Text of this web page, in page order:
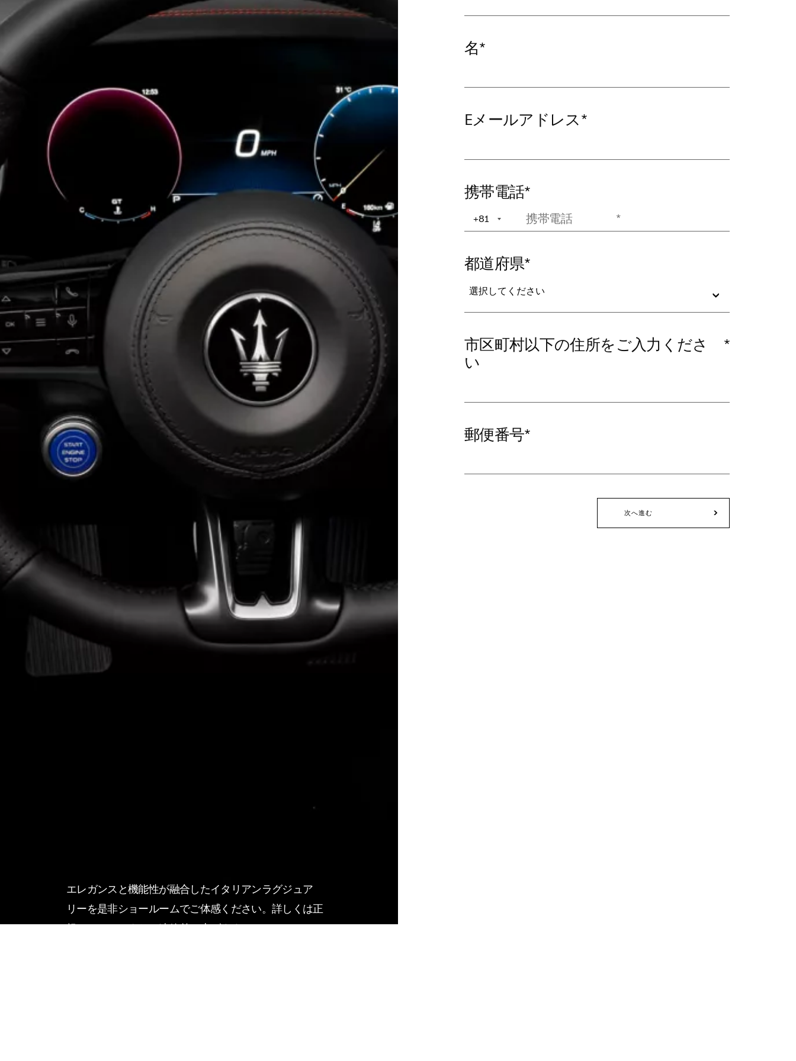
エレガンスと機能性が融合したイタリアンラグジュア
リーを是非ショールームでご体感ください。詳しくは正
規ディーラーよりご連絡差し上げます。
名*
Eメールアドレス*
携帯電話*
+81
都道府県*
選択してください
市区町村以下の住所をご入力くださ
い
*
郵便番号*
次へ進む